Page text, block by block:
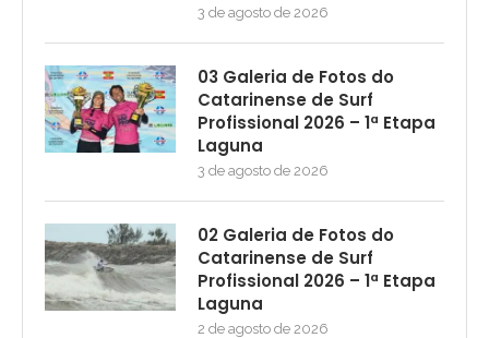
3 de agosto de 2026
03 Galeria de Fotos do
Catarinense de Surf
Profissional 2026 – 1ª Etapa
Laguna
3 de agosto de 2026
02 Galeria de Fotos do
Catarinense de Surf
Profissional 2026 – 1ª Etapa
Laguna
2 de agosto de 2026